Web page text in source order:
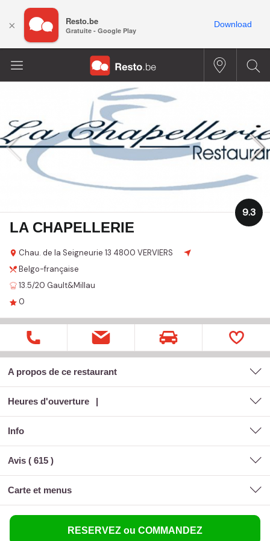
LA CHAPELLERIE
Chau. de la Seigneurie 13 4800 VERVIERS
9.3
Belgo-française
13.5/20 Gault&Millau
0
A propos de ce restaurant
Heures d'ouverture
Info
Avis ( 615 )
carte et menus
RESERVEZ ou COMMANDEZ
× Resto.be
Gratuite - Google Play
Download